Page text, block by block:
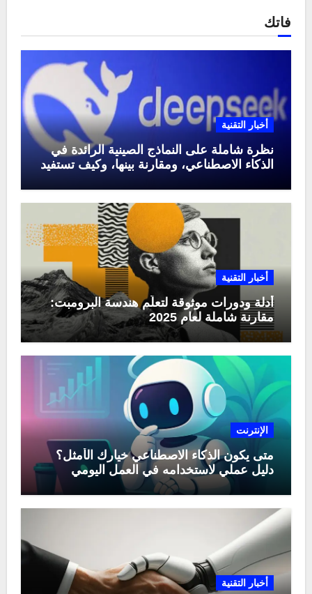
فاتك
أخبار التقنية
نظرة شاملة على النماذج الصينية الرائدة في
الذكاء الاصطناعي، ومقارنة بينها، وكيف تستفيد
أخبار التقنية
أدلة ودورات موثوقة لتعلّم هندسة البرومبت:
مقارنة شاملة لعام 2025
الإنترنت
متى يكون الذكاء الاصطناعي خيارك الأمثل؟
دليل عملي لاستخدامه في العمل اليومي
أخبار التقنية